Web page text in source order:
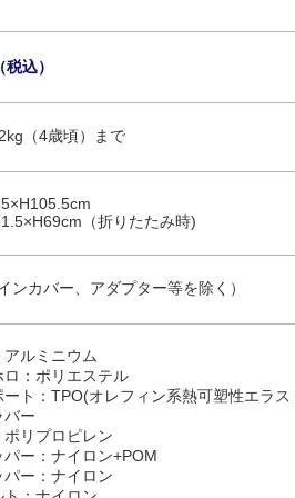
込）
（4歳頃）まで
（折りたたみ時)
ンカバー、アダプター等を除く）
ルミニウム
ロ：ポリエステル
ート：TPO(オレフィン系熱可塑性エラス
バー
ポリプロピレン
ー：ナイロン+POM
ー：ナイロン